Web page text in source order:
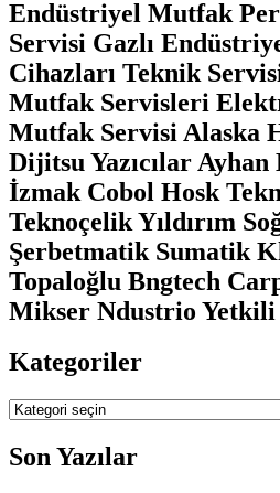
Endüstriyel Mutfak
Servisi Gazlı
Cihazları Teknik
Mutfak Servisleri
Mutfak Servisi Alaska
Dijitsu Yazıcılar
İzmak Cobol Hosk
Teknoçelik Yıldırım
Şerbetmatik Sumatik
Topaloğlu Bngtech
Mikser Ndustrio Yetkili
Kategoriler
Kategoriler
Son Yazılar